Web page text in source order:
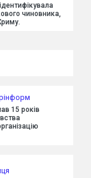
чиновника,
15 років